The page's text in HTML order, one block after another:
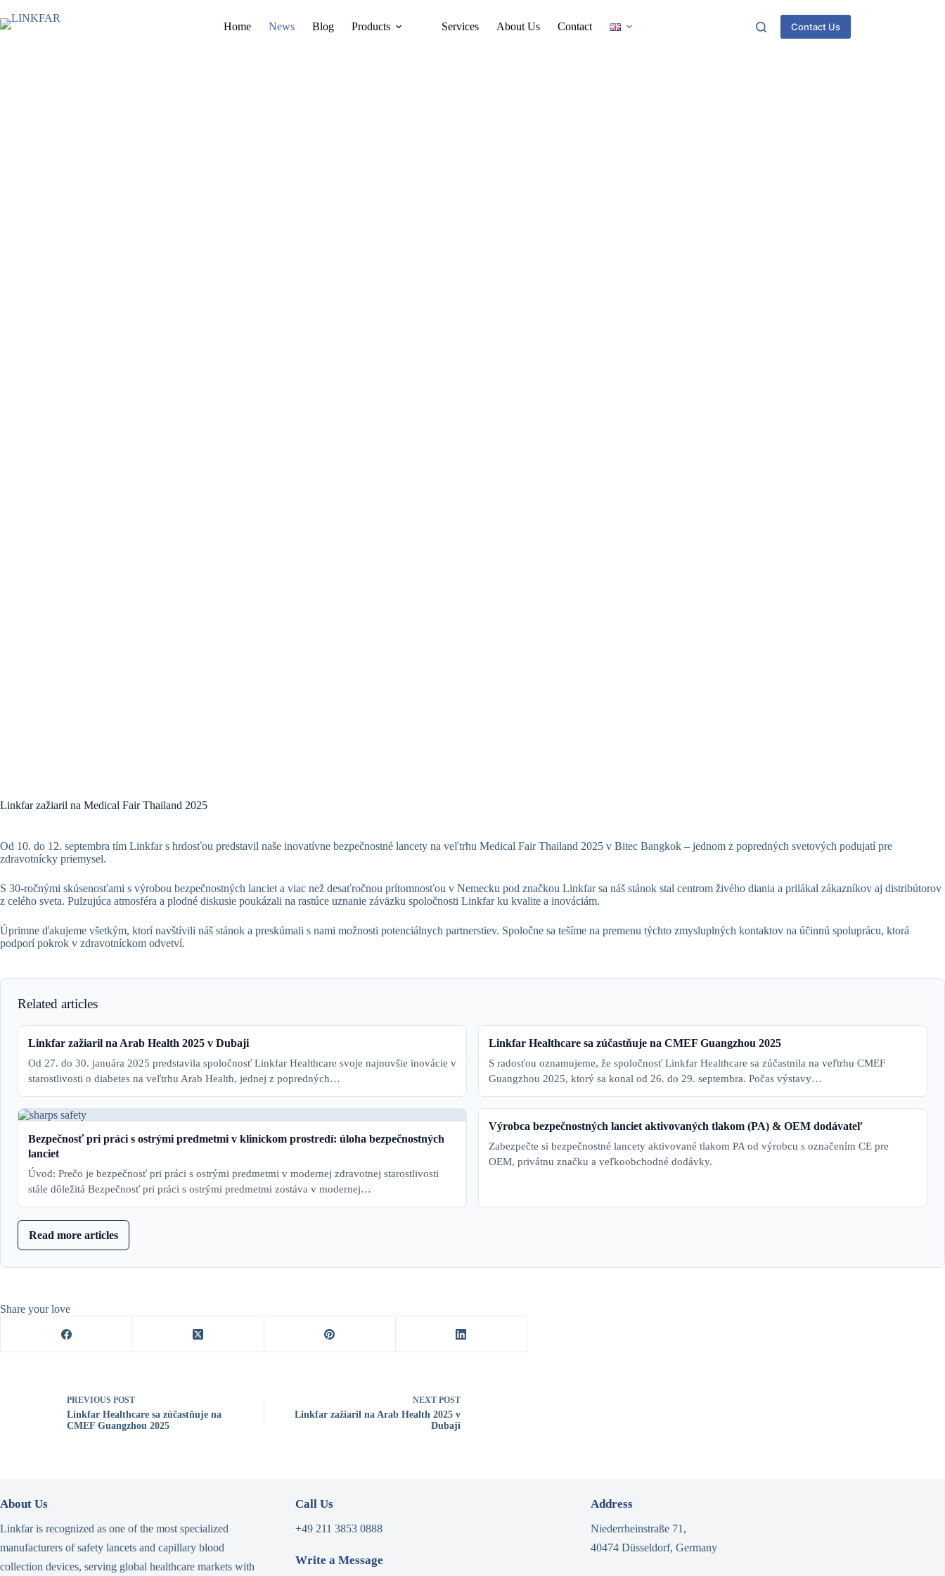
to
content
Home News Blog Products Services About Us Contact Contact Us
Linkfar zažiaril na Medical Fair Thailand 2025
Od 10. do 12. septembra tím Linkfar s hrdosťou predstavil naše inovatívne bezpečnostné lancety na veľtrhu Medical Fair Thailand 2025 v Bitec Bangkok – jednom z popredných svetových podujatí pre
zdravotnícky priemysel.
S 30-ročnými skúsenosťami s výrobou bezpečnostných lanciet a viac než desaťročnou prítomnosťou v Nemecku pod značkou Linkfar sa náš stánok stal centrom živého diania a prilákal zákazníkov aj distribútorov
z celého sveta. Pulzujúca atmosféra a plodné diskusie poukázali na rastúce uznanie záväzku spoločnosti Linkfar ku kvalite a inováciám.
Úprimne ďakujeme všetkým, ktorí navštívili náš stánok a preskúmali s nami možnosti potenciálnych partnerstiev. Spoločne sa tešíme na premenu týchto zmysluplných kontaktov na účinnú spoluprácu, ktorá
podporí pokrok v zdravotníckom odvetví.
Related articles
Linkfar zažiaril na Arab Health 2025 v Dubaji
Od 27. do 30. januára 2025 predstavila spoločnosť Linkfar Healthcare svoje najnovšie inovácie v
starostlivosti o diabetes na veľtrhu Arab Health, jednej z popredných…
Linkfar Healthcare sa zúčastňuje na CMEF Guangzhou 2025
S radosťou oznamujeme, že spoločnosť Linkfar Healthcare sa zúčastnila na veľtrhu CMEF
Guangzhou 2025, ktorý sa konal od 26. do 29. septembra. Počas výstavy…
Bezpečnosť pri práci s ostrými predmetmi v klinickom prostredí: úloha bezpečnostných
lanciet
Úvod: Prečo je bezpečnosť pri práci s ostrými predmetmi v modernej zdravotnej starostlivosti
stále dôležitá Bezpečnosť pri práci s ostrými predmetmi zostáva v modernej…
Výrobca bezpečnostných lanciet aktivovaných tlakom (PA) & OEM dodávateľ
Zabezpečte si bezpečnostné lancety aktivované tlakom PA od výrobcu s označením CE pre
OEM, privátnu značku a veľkoobchodné dodávky.
Read more articles
Share your love
PREVIOUS POST
Linkfar Healthcare sa zúčastňuje na
CMEF Guangzhou 2025
NEXT POST
Linkfar zažiaril na Arab Health 2025 v
Dubaji
About Us
Linkfar is recognized as one of the most specialized
manufacturers of safety lancets and capillary blood
collection devices, serving global healthcare markets with
Call Us
+49 211 3853 0888
Write a Message
Address
Niederrheinstraße 71,
40474 Düsseldorf, Germany